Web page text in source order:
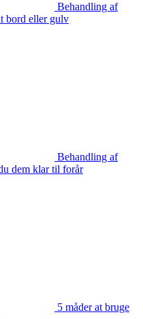
Behandling af
bord eller gulv
Behandling af
dem klar til forår
5 måder at bruge